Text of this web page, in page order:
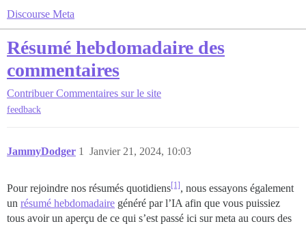
Discourse Meta
Résumé hebdomadaire des
commentaires
Contribuer Commentaires sur le site
feedback
JammyDodger Janvier 21, 2024, 10:03
1
Pour rejoindre nos résumés quotidiens[1] , nous essayons également
un résumé hebdomadaire généré par l’IA afin que vous puissiez
tous avoir un aperçu de ce qui s’est passé ici sur meta au cours des